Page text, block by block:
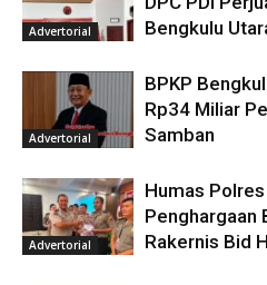
Advertorial
Bengkulu
Advertorial
BPKP
Rp34 Miliar
Samban
Advertorial
Humas
Penghargaan
Rakernis Bid